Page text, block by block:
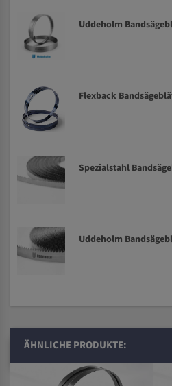
Uddeholm
Flexback
Spezialstahl
Uddeholm
ÄHNLICHE PRODUKTE: